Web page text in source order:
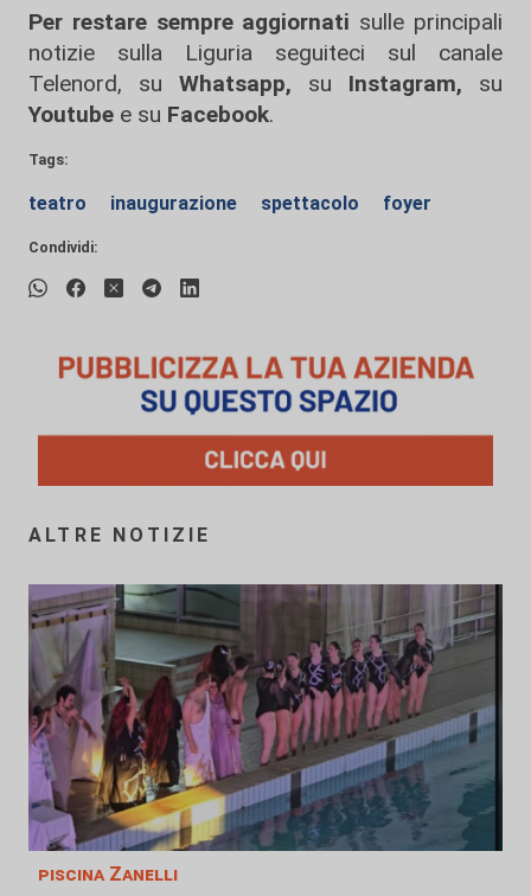
Per restare sempre aggiornati sulle principali
notizie sulla Liguria seguiteci sul canale
Telenord, su
Whatsapp, su Instagram, su
Youtube e su Facebook.
Tags:
teatro inaugurazione spettacolo foyer
Condividi:
ALTRE NOTIZIE
piscina Zanelli